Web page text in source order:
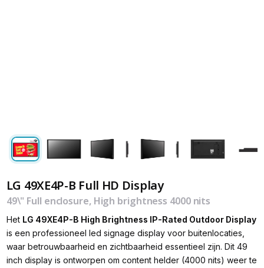
LG 49XE4P-B Full HD Display
49\" Full enclosure, High brightness 4000 nits
Het LG 49XE4P-B High Brightness IP-Rated Outdoor Display
is een professioneel led signage display voor buitenlocaties,
waar betrouwbaarheid en zichtbaarheid essentieel zijn. Dit 49
inch display is ontworpen om content helder (4000 nits) weer te